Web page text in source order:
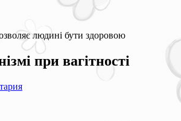
людині бути здоровою
при вагітності